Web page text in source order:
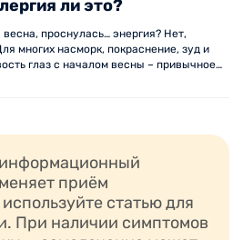
ли это?
проснулась… энергия? Нет,
многих насморк, покраснение, зуд и
глаз с началом весны – привычное
приём
статью для
При наличии симптомов